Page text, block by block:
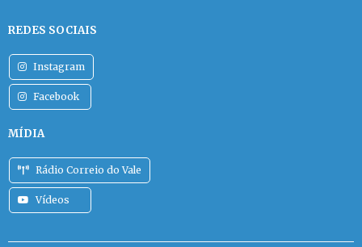
REDES SOCIAIS
Instagram
Facebook
MÍDIA
Rádio Correio do Vale
Vídeos